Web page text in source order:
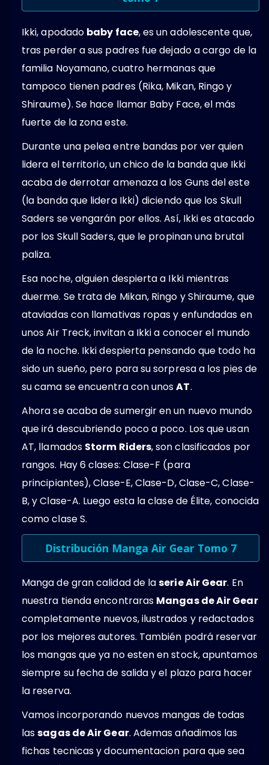
Ikki, apodado baby face, es un adolescente que,
tras perder a sus padres fue dejado a cargo de la
familia Noyamano, cuatro hermanas que
tampoco tienen padres (Rika, Mikan, Ringo y
Shiraume). Se hace llamar Baby Face, el más
fuerte de la zona este.
Durante una pelea entre bandas por ver quien
lidera el territorio, un chico de la banda que Ikki
acaba de derrotar amenaza a los Guns del este
(la banda que lidera Ikki) diciendo que los Skull
Saders se vengarán por ellos. Así, Ikki es atacado
por los Skull Saders, que le propinan una brutal
paliza.
Esa noche, alguien despierta a Ikki mientras
duerme. Se trata de Mikan, Ringo y Shiraume, que
ataviadas con llamativas ropas y enfundadas en
unos Air Treck, invitan a Ikki a conocer el mundo
de la noche. Ikki despierta pensando que todo ha
sido un sueño, pero para su sorpresa a los pies de
su cama se encuentra con unosAT.
Ahora se acaba de sumergir en un nuevo mundo
que irá descubriendo poco a poco. Los que usan
AT, llamados Storm Riders, son clasificados por
rangos. Hay 6 clases: Clase-F (para
principiantes), Clase-E, Clase-D, Clase-C, Clase-
B, y Clase-A. Luego esta la clase de Élite, conocida
como clase S.
Distribución Manga Air Gear Tomo 7
Manga de gran calidad de laserie Air Gear. En
nuestra tienda encontraras Mangas de Air Gear
completamente nuevos, ilustrados y redactados
por los mejores autores. También podrá reservar
los mangas que ya no esten en stock, apuntamos
siempre su fecha de salida y el plazo para hacer
la reserva.
Vamos incorporando nuevos mangas de todas
lassagas de Air Gear. Ademas añadimos las
fichas tecnicas y documentacion para que sea